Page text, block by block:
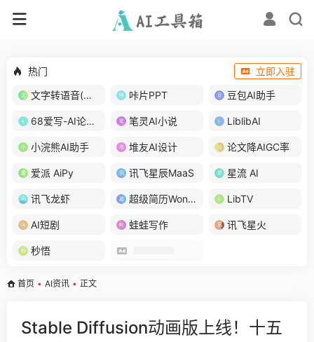
热门
立即入驻
文字转语音(琅琅配音)
咔片PPT 豆包AI助手
68爱写-AI论文写作 笔灵AI小说 LiblibAI
小浣熊AI助手 堆友AI设计 论文降AIGC率
爱派 AiPy 讯飞星辰MaaS 星流 AI
讯飞龙虾 超级简历WonderCV LibTV
AI短剧 蛙蛙写作 讯飞星火
秒悟
首页 • AI资讯 • 正文
Stable Diffusion动画版上线！十五